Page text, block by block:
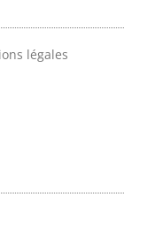
légales